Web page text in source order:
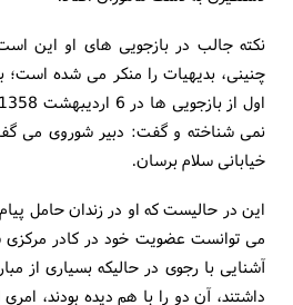
نکته جالب در بازجویی های او این
چنینی، بدیهیات را منکر می شده است؛
نمی شناخته و گفت: دبیر شوروی می
خیابانی سلام برسان.
این در حالیست که او در زندان حامل
می توانست عضویت خود در کادر مرکزی
آشنایی با رجوی در حالیکه بسیاری از
داشتند، آن دو را با هم دیده بودند،